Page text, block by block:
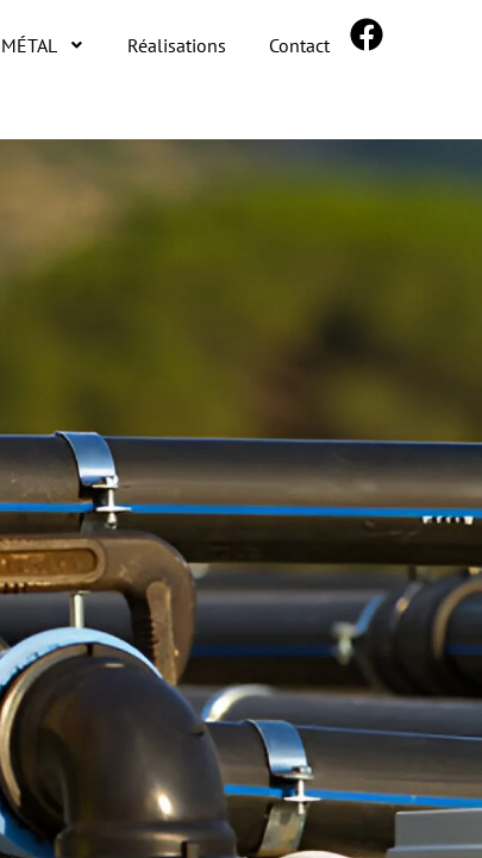
Réalisations Contact